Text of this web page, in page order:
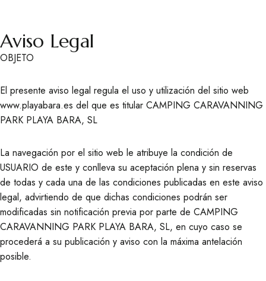
Aviso Legal​
OBJETO
El presente aviso legal regula el uso y utilización del sitio web
www.playabara.es del que es titular CAMPING CARAVANNING
PARK PLAYA BARA, SL
La navegación por el sitio web le atribuye la condición de
USUARIO de este y conlleva su aceptación plena y sin reservas
de todas y cada una de las condiciones publicadas en este aviso
legal, advirtiendo de que dichas condiciones podrán ser
modificadas sin notificación previa por parte de CAMPING
CARAVANNING PARK PLAYA BARA, SL, en cuyo caso se
procederá a su publicación y aviso con la máxima antelación
posible.